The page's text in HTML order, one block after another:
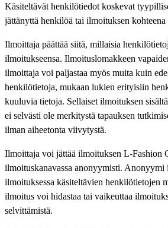
Käsiteltävät henkilötiedot koskevat
jättänyttä henkilöä tai ilmoituksen
Ilmoittaja päättää siitä, millaisia
ilmoitukseensa. Ilmoituslomakkeen
ilmoittaja voi paljastaa myös muita kuin
henkilötietoja, mukaan lukien erityisiin
kuuluvia tietoja. Sellaiset ilmoituksen
ei selvästi ole merkitystä tapauksen
ilman aiheetonta viivytystä.
Ilmoittaja voi jättää ilmoituksen L-Fashion
ilmoituskanavassa anonyymisti. Anonyymi
ilmoituksessa käsiteltävien henkilötietojen
ilmoitus voi hidastaa tai vaikeuttaa
selvittämistä.